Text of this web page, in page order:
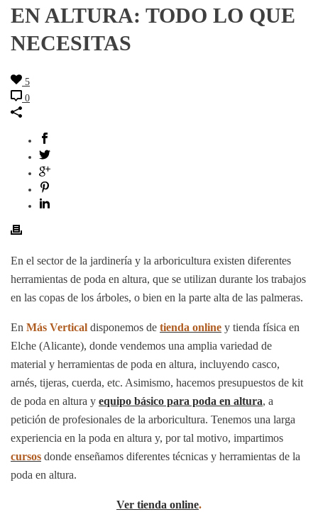
EN ALTURA: TODO LO QUE
NECESITAS
5
0
En el sector de la jardinería y la arboricultura existen diferentes
herramientas de poda en altura, que se utilizan durante los trabajos
en las copas de los árboles, o bien en la parte alta de las palmeras.
En Más Vertical disponemos de tienda online y tienda física en
Elche (Alicante), donde vendemos una amplia variedad de
material y herramientas de poda en altura, incluyendo casco,
arnés, tijeras, cuerda, etc. Asimismo, hacemos presupuestos de kit
de poda en altura y equipo básico para poda en altura, a
petición de profesionales de la arboricultura. Tenemos una larga
experiencia en la poda en altura y, por tal motivo, impartimos
cursos donde enseñamos diferentes técnicas y herramientas de la
poda en altura.
Ver tienda online.